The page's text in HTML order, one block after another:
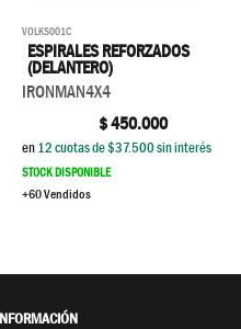
VOLKS001C
ESPIRALES REFORZADOS
(DELANTERO)
IRONMAN4X4
$450.000
en12cuotas de $37.500sin interés
STOCK DISPONIBLE
+60 Vendidos